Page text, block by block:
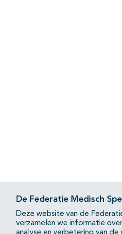
De Federatie Medisch
Deze website van de
verzamelen we informatie